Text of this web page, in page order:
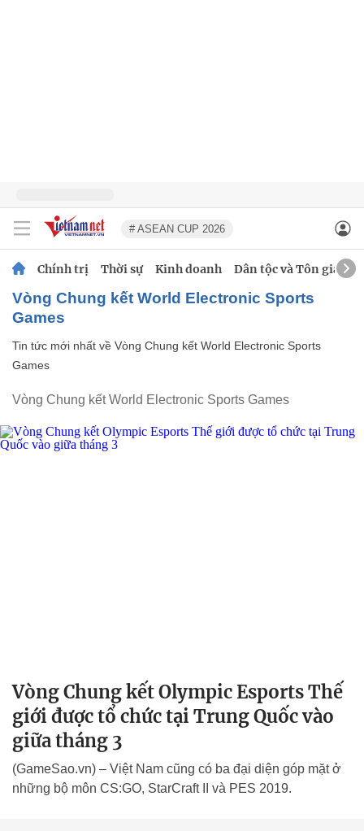
# ASEAN CUP 2026
Chính trị Thời sự Kinh doanh Dân tộc và Tôn giáo
Vòng Chung kết World Electronic Sports
Games
Tin tức mới nhất về Vòng Chung kết World Electronic Sports
Games
Vòng Chung kết World Electronic Sports Games
Vòng Chung kết Olympic Esports Thế
giới được tổ chức tại Trung Quốc vào
giữa tháng 3
(GameSao.vn) – Việt Nam cũng có ba đại diện góp mặt ở
những bộ môn CS:GO, StarCraft II và PES 2019.